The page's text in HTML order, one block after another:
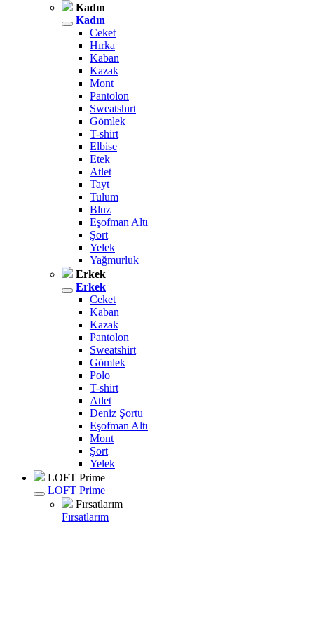
Kadın
Kadın
Ceket
Hırka
Kaban
Kazak
Mont
Pantolon
Sweatshırt
Gömlek
T-shirt
Elbise
Etek
Atlet
Tayt
Tulum
Bluz
Eşofman Altı
Şort
Yelek
Yağmurluk
Erkek
Erkek
Ceket
Kaban
Kazak
Pantolon
Sweatshirt
Gömlek
Polo
T-shirt
Atlet
Deniz Şortu
Eşofman Altı
Mont
Şort
Yelek
LOFT Prime
LOFT Prime
Fırsatlarım
Fırsatlarım